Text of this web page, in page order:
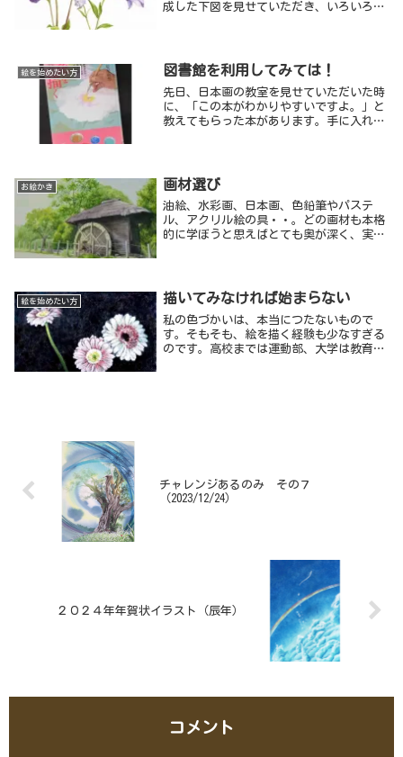
成した下図を見せていただき、いろいろと
絵を始めたい方 図書館を利用してみては！
先日、日本画の教室を見せていただいた時
に、「この本がわかりやすいですよ。」と
教えてもらった本があります。手に入れて
たいくらいでした。
お絵かき 画材選び
油絵、水彩画、日本画、色鉛筆やパステ
ル、アクリル絵の具・・。どの画材も本格
的に学ぼうと思えばとても奥が深く、実際
理解し、できることではなく、きちんと先
生について直接教えてもらうのが一番で
す。でも、その前に自分はどんな感じの絵
が描きたいのか、自分の毎日の生活の中で
どんな時に絵を描きたいのか、そのイメー
絵を始めたい方 描いてみなければ始まらない
私の色づかいは、本当につたないもので
す。そもそも、絵を描く経験も少なすぎる
のです。高校までは運動部、大学は教育学
した。
チャレンジあるのみ その７
（2023/12/24）
２０２４年年賀状イラスト（辰年）
コメント